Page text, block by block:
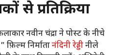
से प्रतिक्रिया
नवीन चंद्रा ने पोस्ट के नीचे
फ़िल्म निर्मातानंदिनी रेड्डीनीले